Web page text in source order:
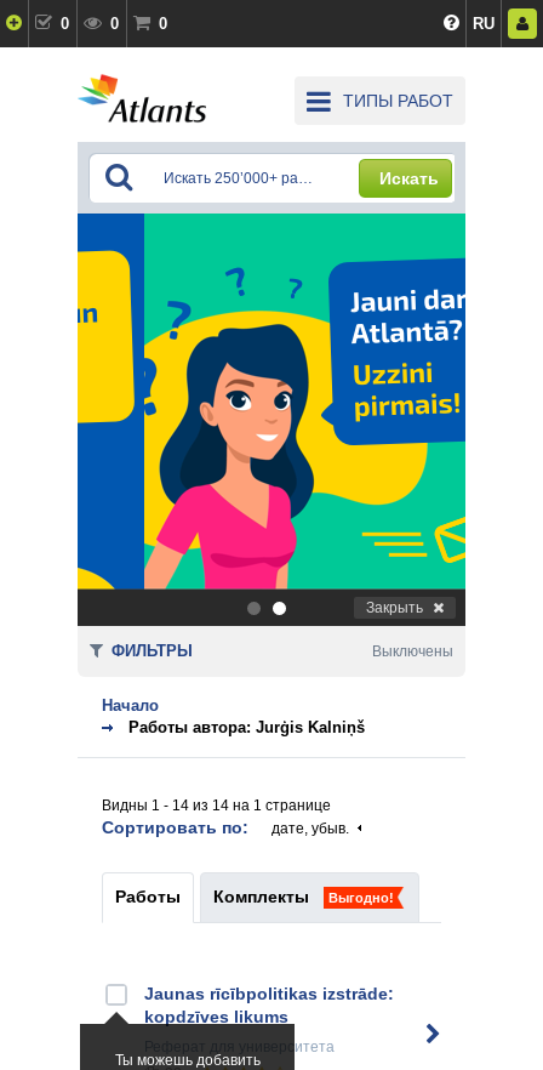
0 0 0 RU
ТИПЫ РАБОТ
Искать
. Закрыть
Начало
Работы автора: Jurģis Kalniņš
Видны 1 - 14 из 14 на 1 странице
Сортировать по: дате, убыв.
Работы Комплекты Выгодно!
Ты можешь добавить
Jaunas rīcībpolitikas izstrāde:
kopdzīves likums
для университета
ФИЛЬТРЫ Выключены